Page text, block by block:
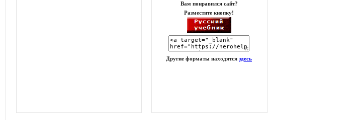
анонсировала новые
игры в Xbox Game
Pass на п ...
id Software работает
Вам понравился сайт?
Разместите кнопку!
Другие форматы находятся здесь